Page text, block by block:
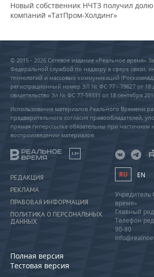
Новый собственник НЧТЗ получил
компаний «ТатПром-Холдинг»
© 2015 - 2026 Сетевое издание «Реальное время»
Федеральной службой по надзору в сфере связи,
технологий и массовых коммуникаций
регистрационный номер ЭЛ № ФС 77 - 79627 от 18
свидетельство Эл № ФС 77-59331 от 18 сентября
Использование материалов Реального Времени
предварительного согласия правообладателей,
прямая гиперссылка обязательны при частичном
воспроизведении материалов.
18+
РЕДАКЦИЯ
РЕКЛАМА
ПРАВОВАЯ ИНФОРМАЦИЯ
ПОЛИТИКА О ПЕРСОНАЛЬНЫХ
ДАННЫХ
Полная версия
Тестовая версия
RU EN
Учредитель
время»
Главный
Телефон
90-80